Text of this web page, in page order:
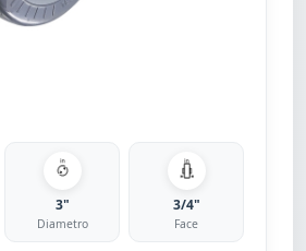
3"
Diametro
3/4"
Face